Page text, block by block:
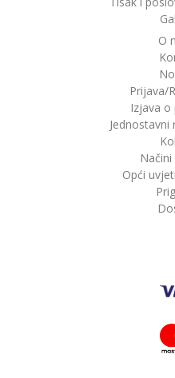
O
Prijava/
Izjava o
Opći